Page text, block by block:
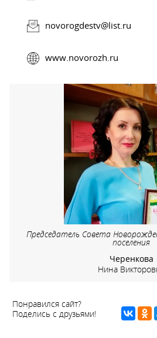
novorogdestv@list.ru
www.novorozh.ru
Председатель Совета
поселения
Черенкова
Нина
Понравился сайт?
Поделись с друзьями!